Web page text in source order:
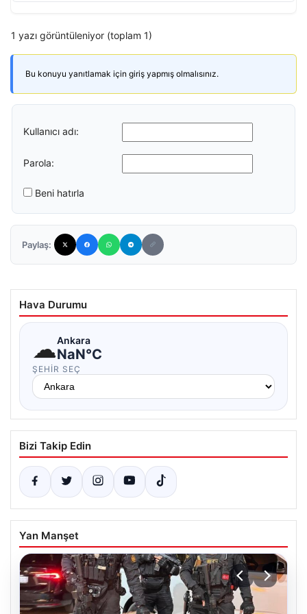
1 yazı görüntüleniyor (toplam 1)
Bu konuyu yanıtlamak için giriş yapmış olmalısınız.
Kullanıcı adı:
Parola:
Beni hatırla
Paylaş:
Hava Durumu
☁Ankara
NaN°C
ŞEHIR SEÇ
Bizi Takip Edin
Yan Manşet